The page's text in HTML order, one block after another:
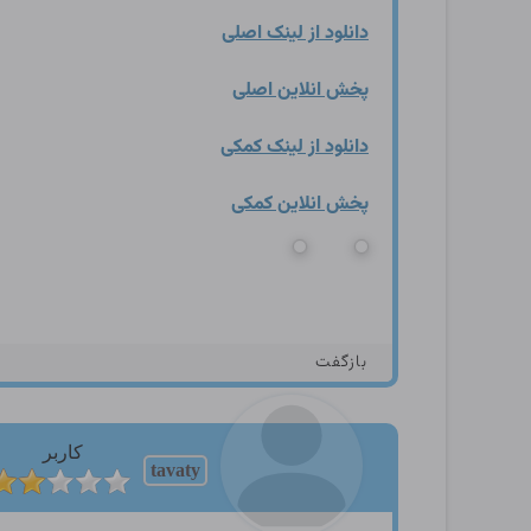
دانلود از لینک اصلی
پخش انلاین اصلی
دانلود از لینک کمکی
پخش انلاین کمکی
بازگفت
tavaty
کاربر